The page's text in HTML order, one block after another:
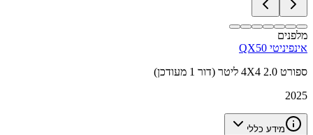
מלפנים
אינפיניטי QX50
ספורט 4X4 2.0 ליטר (דור 1 מעודכן)
2025
מידע כללי